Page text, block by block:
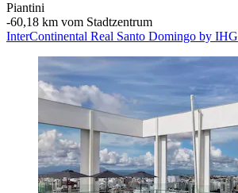
Piantini
‐60,18 km vom Stadtzentrum
InterContinental Real Santo Domingo by IHG